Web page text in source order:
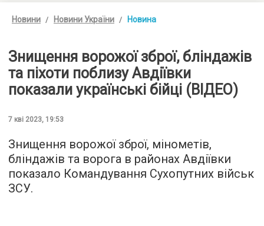
Новини Новини України Новина
Знищення ворожої зброї, бліндажів
та піхоти поблизу Авдіївки
показали українські бійці (ВІДЕО)
7 кві 2023, 19:53
Знищення ворожої зброї, мінометів,
бліндажів та ворога в районах Авдіївки
показало Командування Сухопутних військ
ЗСУ.